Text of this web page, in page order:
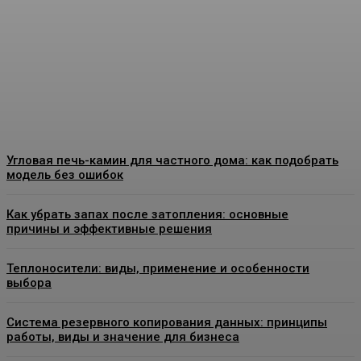
Угловая печь-камин для частного дома: как подобрать
модель без ошибок
Как убрать запах после затопления: основные
причины и эффективные решения
Теплоносители: виды, применение и особенности
выбора
Система резервного копирования данных: принципы
работы, виды и значение для бизнеса